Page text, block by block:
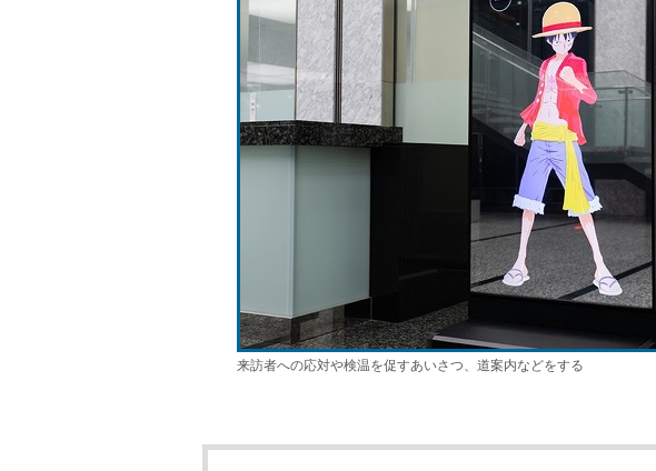
来訪者への応対や検温を促すあいさつ、道案内などをする